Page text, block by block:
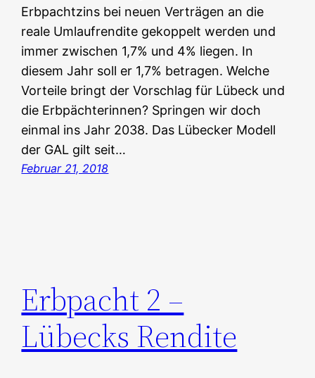
Erbpachtzins bei neuen Verträgen an die
reale Umlaufrendite gekoppelt werden und
immer zwischen 1,7% und 4% liegen. In
diesem Jahr soll er 1,7% betragen. Welche
Vorteile bringt der Vorschlag für Lübeck und
die Erbpächterinnen? Springen wir doch
einmal ins Jahr 2038. Das Lübecker Modell
der GAL gilt seit…
Februar 21, 2018
Erbpacht 2 –
Lübecks Rendite